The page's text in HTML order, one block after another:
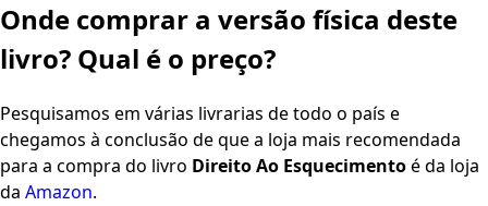
Onde comprar a versão física deste
livro? Qual é o preço?
Pesquisamos em várias livrarias de todo o país e
chegamos à conclusão de que a loja mais recomendada
para a compra do livro Direito Ao Esquecimentoé da loja
da Amazon.